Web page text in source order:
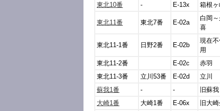
東北10番
- E-13x 箱根
東北11番 東北7番 E-02a
白岡
喜
東北11-1番 日野2番 E-02b
現在
用
東北11-2番
E-02c
赤羽
東北11-3番
立川53番 E-02d
立川
蘇我1番
- -
旧蘇我
大崎1番
大崎1番 E-06x 旧大